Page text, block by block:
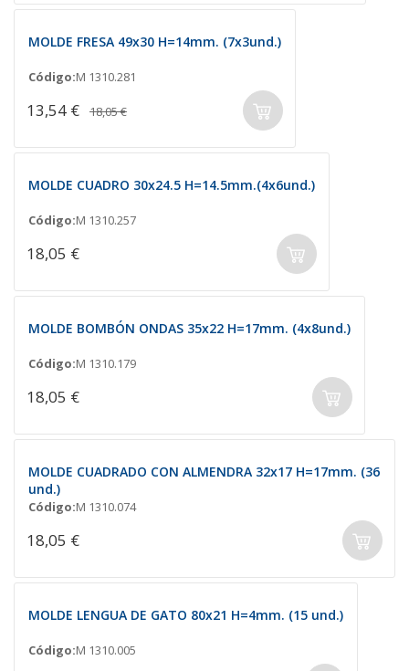
MOLDE FRESA 49x30 H=14mm. (7x3und.)
Código:M 1310.281
13,54 € 18,05 €
MOLDE CUADRO 30x24.5 H=14.5mm.(4x6und.)
Código:M 1310.257
18,05 €
MOLDE BOMBÓN ONDAS 35x22 H=17mm. (4x8und.)
Código:M 1310.179
18,05 €
MOLDE CUADRADO CON ALMENDRA 32x17 H=17mm. (36
und.)
Código:M 1310.074
18,05 €
MOLDE LENGUA DE GATO 80x21 H=4mm. (15 und.)
Código:M 1310.005